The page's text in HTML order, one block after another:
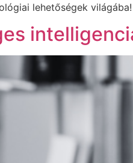
lehetőségek világába!